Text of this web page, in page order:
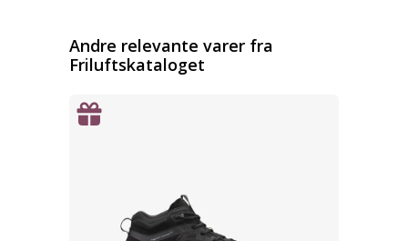
Andre relevante varer fra
Friluftskataloget